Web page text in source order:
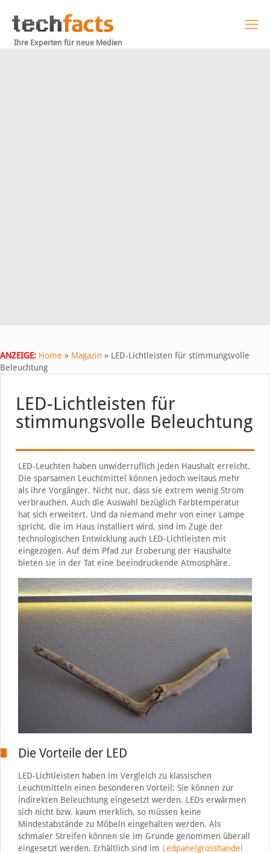
Ihre Experten für neue Medien
ANZEIGE: Home » Magazin » LED-Lichtleisten für stimmungsvolle
Beleuchtung
LED-Lichtleisten für
stimmungsvolle Beleuchtung
LED-Leuchten haben unwiderruflich jeden Haushalt erreicht.
Die sparsamen Leuchtmittel können jedoch weitaus mehr
als ihre Vorgänger. Nicht nur, dass sie extrem wenig Strom
verbrauchen. Auch die Auswahl bezüglich Farbtemperatur
hat sich erweitert. Und da niemand mehr von einer Lampe
spricht, die im Haus installiert wird, sind im Zuge der
technologischen Entwicklung auch LED-Lichtleisten mit
eingezogen. Auf dem Pfad zur Eroberung der Haushalte
bieten sie in der Tat eine beeindruckende Atmosphäre.
Die Vorteile der LED
LED-Lichtleisten haben im Vergleich zu klassischen
Leuchtmitteln einen besonderen Vorteil: Sie können zur
indirekten Beleuchtung eingesetzt werden. LEDs erwärmen
sich nicht bzw. kaum merklich, so müssen keine
Mindestabstände zu Möbeln eingehalten werden. Als
schmaler Streifen können sie im Grunde genommen überall
eingesetzt werden. Erhältlich sind im Ledpanelgrosshandel